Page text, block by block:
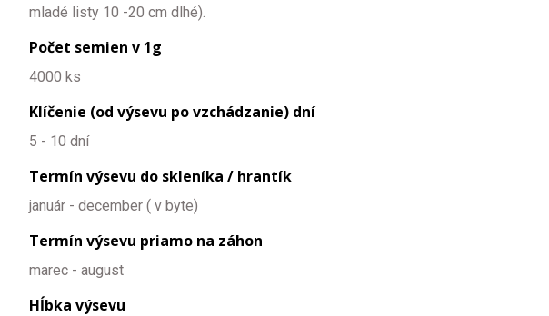
mladé listy 10 -20 cm dlhé).
Počet semien v 1g
4000 ks
Klíčenie (od výsevu po vzchádzanie) dní
5 - 10 dní
Termín výsevu do skleníka / hrantík
január - december ( v byte)
Termín výsevu priamo na záhon
marec - august
Hĺbka výsevu